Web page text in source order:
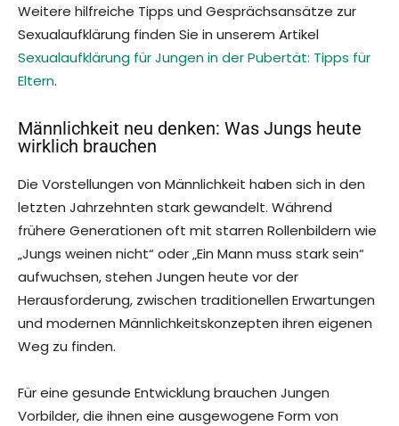
Weitere hilfreiche Tipps und Gesprächsansätze zur
Sexualaufklärung finden Sie in unserem Artikel
Sexualaufklärung für Jungen in der Pubertät: Tipps für
Eltern.
Männlichkeit neu denken: Was Jungs heute
wirklich brauchen
Die Vorstellungen von Männlichkeit haben sich in den
letzten Jahrzehnten stark gewandelt. Während
frühere Generationen oft mit starren Rollenbildern wie
„Jungs weinen nicht“ oder „Ein Mann muss stark sein“
aufwuchsen, stehen Jungen heute vor der
Herausforderung, zwischen traditionellen Erwartungen
und modernen Männlichkeitskonzepten ihren eigenen
Weg zu finden.
Für eine gesunde Entwicklung brauchen Jungen
Vorbilder, die ihnen eine ausgewogene Form von